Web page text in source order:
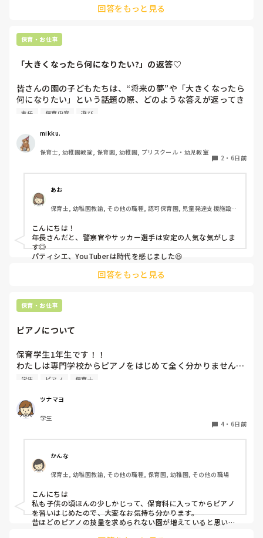
回答をもっと見る
保育・お仕事
「大きくなったら何になりたい?」の返答♡
皆さんの園の子どもたちは、“将来の夢”や「大きくなったら
何になりたい」という話題の際、どのような答えが返ってき
ますか⁇
「ほいくえんのせんせい！」「ようちえんのせんせい！」と
言ってくれる女児もたくさんいてなんだか嬉しくなります♪
＾＾
主任 保育内容 遊び
mikku.
保育士, 幼稚園教諭, 保育園, 幼稚園, プリスクール・幼児教室
2 ・ 6日前
あお
保育士, 幼稚園教諭, その他の職種, 認可保育園, 児童発達支援施設,
こんにちは！
年長さんだと、警察官やサッカー選手は安定の人気な気がしま
す◎
パティシエ、YouTuberは時代を感じました😆
回答をもっと見る
保育・お仕事
ピアノについて
保育学生1年生です！！
わたしは専門学校からピアノをはじめて全く分かりません…
ピアノはとりあえず弾きまくれ！と言われましたがいまいち
にもこんな苦戦してる人はじめて見たと言われる始末です🥲︎
保育士になって弾かなきゃいけないと考えるだけでゾッとし
ます😭
安です、
学生 ピアノ 保育士
ツナマヨ
学生
4 ・ 6日前
かんな
保育士, 幼稚園教諭, その他の職種, 保育園, 幼稚園, その他の職場
こんにちは
私も子供の頃ほんの少しかじって、保育科に入ってからピアノ
を習いはじめたので、大変なお気持ち分かります。
昔ほどのピアノの技量を求められない園が増えていると思いま